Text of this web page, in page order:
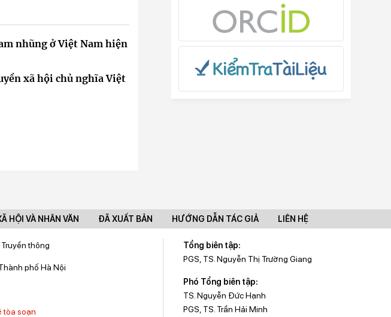
nhũng ở Việt Nam hiện
xã hội chủ nghĩa Việt
HỘI VÀ NHÂN VĂN ĐÃ XUẤT BẢN HƯỚNG DẪN TÁC GIẢ LIÊN HỆ
thông
phố Hà Nội
tòa soạn
Tổng biên tập:
PGS, TS. Nguyễn Thị Trường Giang
Phó Tổng biên tập:
TS. Nguyễn Đức Hạnh
PGS, TS. Trần Hải Minh